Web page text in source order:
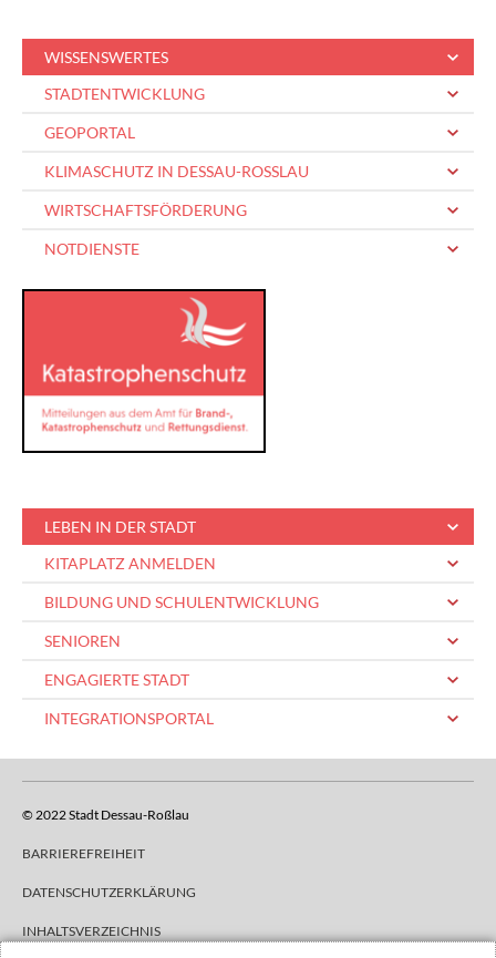
WISSENSWERTES
STADTENTWICKLUNG
GEOPORTAL
KLIMASCHUTZ IN DESSAU-ROSSLAU
WIRTSCHAFTSFÖRDERUNG
NOTDIENSTE
LEBEN IN DER STADT
KITAPLATZ ANMELDEN
BILDUNG UND SCHULENTWICKLUNG
SENIOREN
ENGAGIERTE STADT
INTEGRATIONSPORTAL
© 2022 Stadt Dessau-Roßlau
BARRIEREFREIHEIT
DATENSCHUTZERKLÄRUNG
INHALTSVERZEICHNIS